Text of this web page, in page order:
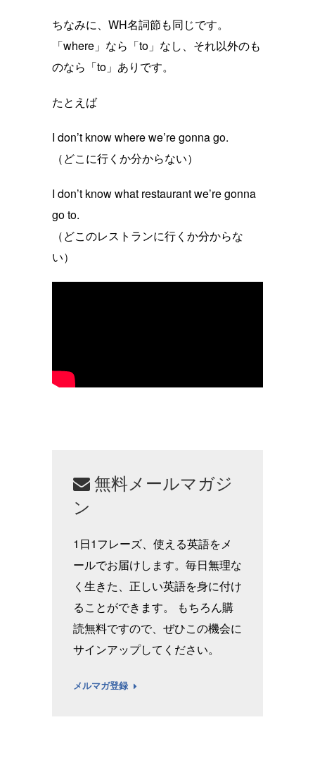
ちなみに、WH名詞節も同じです。
「where」なら「to」なし、それ以外のも
のなら「to」ありです。
たとえば
I don’t know where we’re gonna go.
（どこに行くか分からない）
I don’t know what restaurant we’re gonna
go to.
（どこのレストランに行くか分からな
い）
無料メールマガジ
ン
1日1フレーズ、使える英語をメ
ールでお届けします。毎日無理な
く生きた、正しい英語を身に付け
ることができます。 もちろん購
読無料ですので、ぜひこの機会に
サインアップしてください。
メルマガ登録